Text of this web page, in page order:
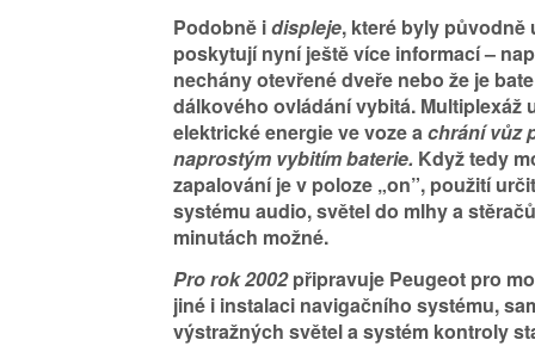
Podobně idispleje, které byly původně
poskytují nyní ještě více informací –
nechány otevřené dveře nebo že je
dálkového ovládání vybitá. Multiplexáž
elektrické energie ve voze achrání vůz
naprostým vybitím baterie. Když tedy
zapalování je v poloze „on”, použití
systému audio, světel do mlhy a
minutách možné.
Pro rok 2002připravuje Peugeot pro
jiné i instalaci navigačního systému,
výstražných světel a systém kontroly